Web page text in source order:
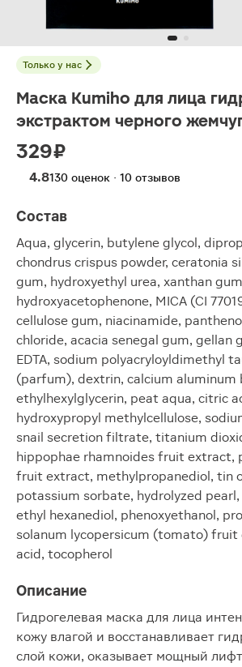
Только у нас
Маска Kumiho для лица
экстрактом черного
329 ₽
4.8130 оценок · 10 отзывов
Состав
Aqua, glycerin, butylene glycol,
chondrus crispus powder, ceratonia
gum, hydroxyethyl urea, xanthan
hydroxyacetophenone, MICA (CI
cellulose gum, niacinamide,
chloride, acacia senegal gum, gellan
EDTA, sodium polyacryloyldimethyl
(parfum), dextrin, calcium aluminum
ethylhexylglycerin, peat aqua, citric
hydroxypropyl methylcellulose,
snail secretion filtrate, titanium
hippophae rhamnoides fruit extract,
fruit extract, methylpropanediol, tin
potassium sorbate, hydrolyzed pearl,
ethyl hexanediol, phenoxyethanol,
solanum lycopersicum (tomato) fruit
acid, tocopherol
Описание
Гидрогелевая маска для лица
кожу влагой и восстанавливает
слой кожи, оказывает мощный